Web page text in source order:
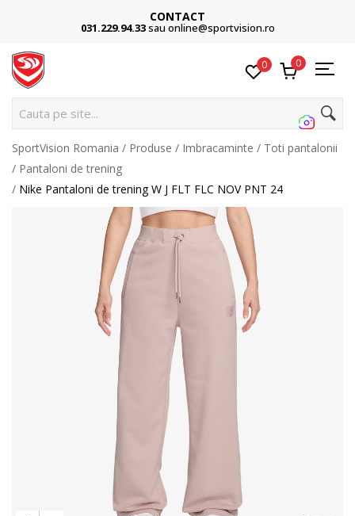
CONTACT
031.229.94.33sau online@sportvision.ro
0 0
Cauta pe site...
SportVision Romania Produse Imbracaminte
Toti pantalonii
Pantaloni de trening
Nike Pantaloni de trening W J FLT FLC NOV PNT 24